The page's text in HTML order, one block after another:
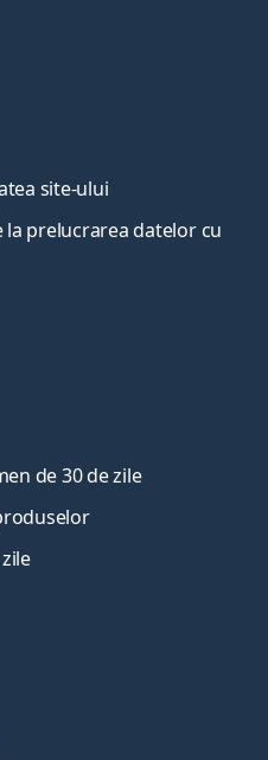
site-ului
prelucrarea datelor cu
de 30 de zile